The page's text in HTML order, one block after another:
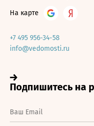
На карте
+7 495 956-34-58
info@vedomosti.ru